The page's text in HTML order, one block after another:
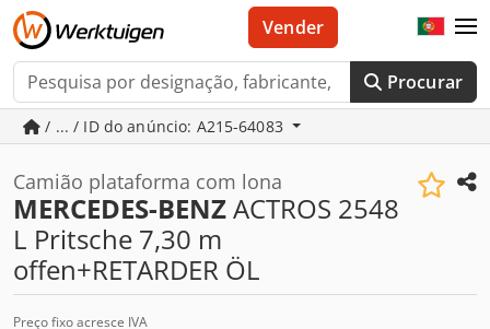
Procurar
Vender
/ ... / ID do anúncio: A215-64083
Camião plataforma com lona
MERCEDES-BENZACTROS 2548
L Pritsche 7,30 m
offen+RETARDER ÖL
Preço fixo acresce IVA